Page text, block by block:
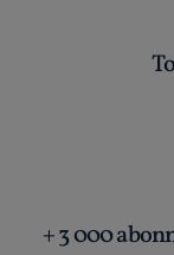
+ 3 000